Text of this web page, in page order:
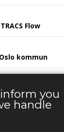
Flow
kommun
Once by Pinja till
you
handle